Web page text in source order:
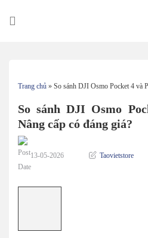
Trang chủ » So sánh DJI Osmo Pocket 4 và
So sánh DJI Osmo
Nâng cấp có đáng giá?
13-05-2026 Taovietstore